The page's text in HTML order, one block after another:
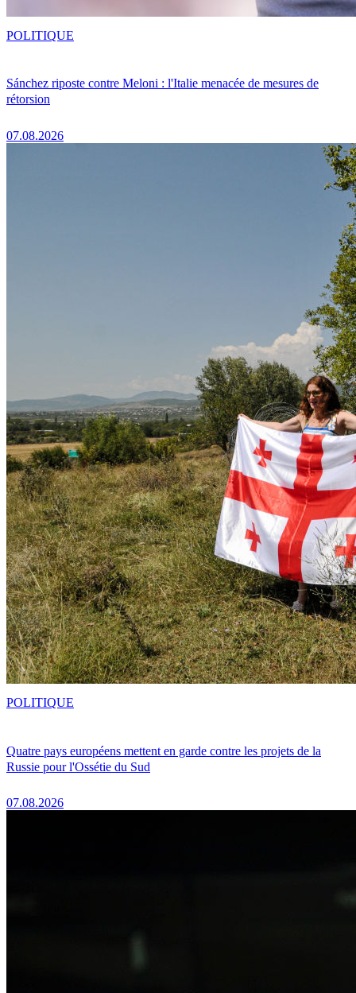
Sánchez riposte contre Meloni : l'Italie menacée de mesures de
rétorsion
07.08.2026
POLITIQUE
Quatre pays européens mettent en garde contre les projets de la
Russie pour l'Ossétie du Sud
07.08.2026
POLITIQUE